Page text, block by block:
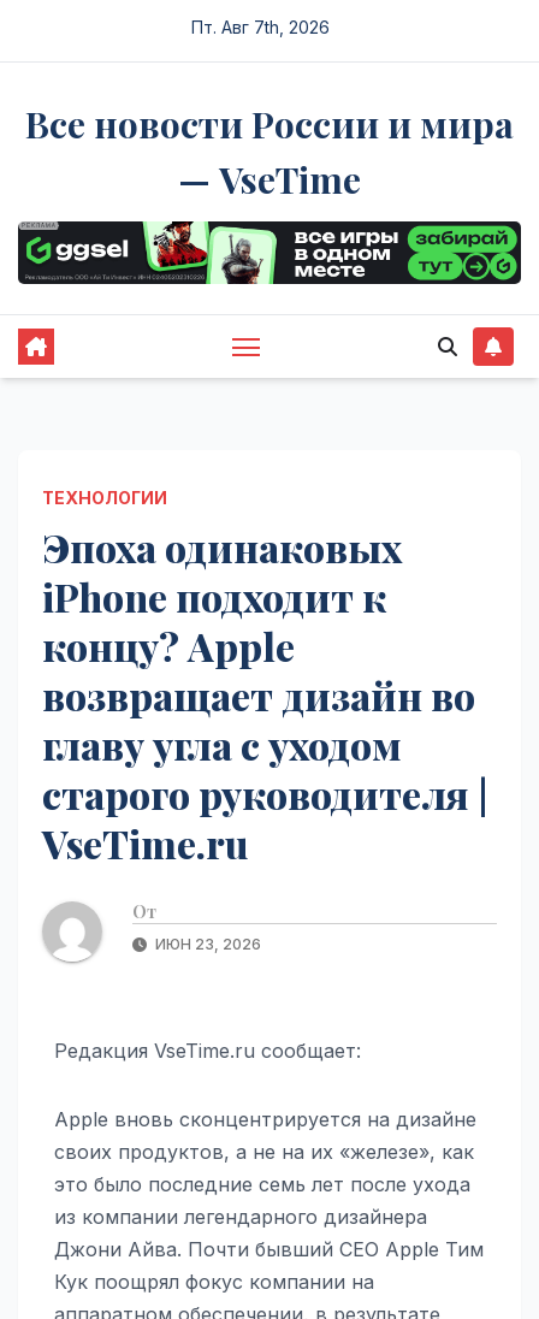
Пт. Авг 7th, 2026
Все новости России и мира
— VseTime
ТЕХНОЛОГИИ
Эпоха одинаковых
iPhone подходит к
концу? Apple
возвращает дизайн во
главу угла с уходом
старого руководителя |
VseTime.ru
От
ИЮН 23, 2026
Редакция VseTime.ru сообщает:
Apple вновь сконцентрируется на дизайне
своих продуктов, а не на их «железе», как
это было последние семь лет после ухода
из компании легендарного дизайнера
Джони Айва. Почти бывший СЕО Apple Тим
Кук поощрял фокус компании на
аппаратном обеспечении, в результате